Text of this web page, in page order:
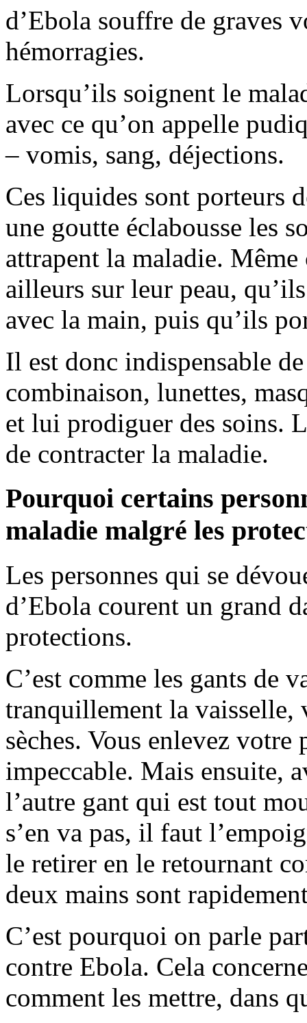
d’Ebola souffre de graves
hémorragies.
Lorsqu’ils soignent le
avec ce qu’on appelle
– vomis, sang, déjections.
Ces liquides sont porteurs
une goutte éclabousse les
attrapent la maladie.
ailleurs sur leur peau,
avec la main, puis qu’ils
Il est donc indispensable
combinaison, lunettes,
et lui prodiguer des soins.
de contracter la maladie.
Pourquoi certains
maladie malgré les
Les personnes qui se
d’Ebola courent un grand
protections.
C’est comme les gants de
tranquillement la vaisselle,
sèches. Vous enlevez
impeccable. Mais ensuite,
l’autre gant qui est tout
s’en va pas, il faut
le retirer en le retournant
deux mains sont
C’est pourquoi on parle
contre Ebola. Cela
comment les mettre, dans